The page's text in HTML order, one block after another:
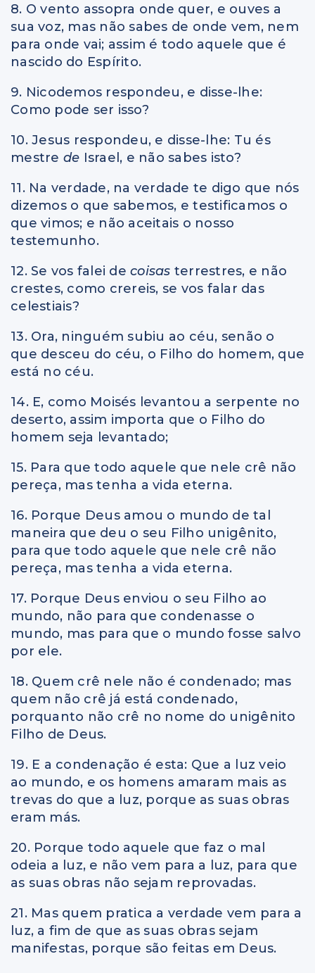
8. O vento assopra onde quer, e ouves a
sua voz, mas não sabes de onde vem, nem
para onde vai; assim é todo aquele que é
nascido do Espírito.
9. Nicodemos respondeu, e disse-lhe:
Como pode ser isso?
10. Jesus respondeu, e disse-lhe: Tu és
mestre de Israel, e não sabes isto?
11. Na verdade, na verdade te digo que nós
dizemos o que sabemos, e testificamos o
que vimos; e não aceitais o nosso
testemunho.
12. Se vos falei de coisas terrestres, e não
crestes, como crereis, se vos falar das
celestiais?
13. Ora, ninguém subiu ao céu, senão o
que desceu do céu, o Filho do homem, que
está no céu.
14. E, como Moisés levantou a serpente no
deserto, assim importa que o Filho do
homem seja levantado;
15. Para que todo aquele que nele crê não
pereça, mas tenha a vida eterna.
16. Porque Deus amou o mundo de tal
maneira que deu o seu Filho unigênito,
para que todo aquele que nele crê não
pereça, mas tenha a vida eterna.
17. Porque Deus enviou o seu Filho ao
mundo, não para que condenasse o
mundo, mas para que o mundo fosse salvo
por ele.
18. Quem crê nele não é condenado; mas
quem não crê já está condenado,
porquanto não crê no nome do unigênito
Filho de Deus.
19. E a condenação é esta: Que a luz veio
ao mundo, e os homens amaram mais as
trevas do que a luz, porque as suas obras
eram más.
20. Porque todo aquele que faz o mal
odeia a luz, e não vem para a luz, para que
as suas obras não sejam reprovadas.
21. Mas quem pratica a verdade vem para a
luz, a fim de que as suas obras sejam
manifestas, porque são feitas em Deus.